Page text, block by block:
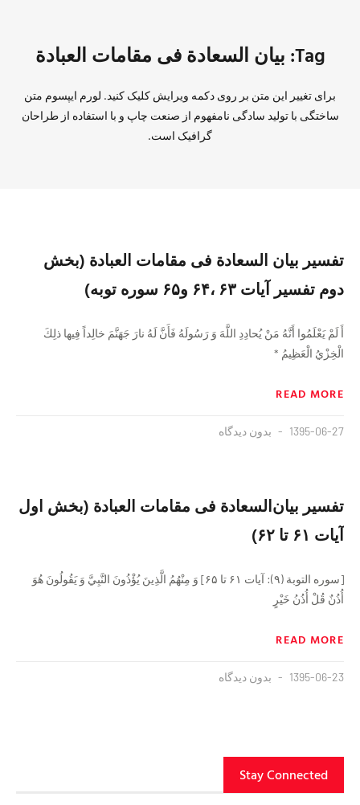
Tag: بیان السعادة فى مقامات العبادة
برای تغییر این متن بر روی دکمه ویرایش کلیک کنید. لورم ایپسوم متن
ساختگی با تولید سادگی نامفهوم از صنعت چاپ و با استفاده از طراحان
گرافیک است.
تفسیر بیان السعادة فى مقامات العبادة (بخش
دوم تفسیر آیات ۶۳ ،۶۴ و۶۵ سوره توبه)
أَ لَمْ يَعْلَمُوا أَنَّهُ مَنْ يُحادِدِ اللَّهَ وَ رَسُولَهُ فَأَنَّ لَهُ نارَ جَهَنَّمَ خالِداً فِيها ذلِكَ
الْخِزْيُ الْعَظِيمُ *
READ MORE
1395-06-27 بدون دیدگاه
تفسیر بیان‌السعادة فى مقامات العبادة (بخش اول
آیات ۶۱ تا ۶۲)
[سوره التوبة (۹): آيات ۶۱ تا ۶۵] وَ مِنْهُمُ الَّذِينَ يُؤْذُونَ النَّبِيَّ وَ يَقُولُونَ هُوَ
أُذُنٌ قُلْ أُذُنُ خَيْرٍ
READ MORE
1395-06-23 بدون دیدگاه
Stay Connected